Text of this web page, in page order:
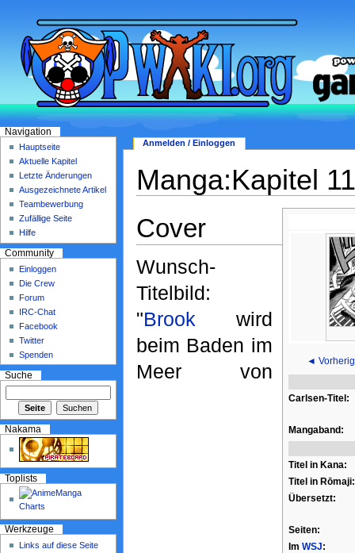
Manga:Kapitel
◄
Carlsen-Titel:
Mangaband:
Titel in Kana:
Titel in Rōmaji:
Übersetzt:
Seiten:
Im WSJ:
Cover
Wunsch-
Titelbild:
"Brook wird
beim Baden im
Meer von
Anmelden / Einloggen
Navigation
Hauptseite
Aktuelle Kapitel
Letzte Änderungen
Ausgezeichnete Artikel
Teambewerbung
Zufällige Seite
Hilfe
Community
Einloggen
Die Crew
Forum
IRC-Chat
Facebook
Twitter
Spenden
Suche
Nakama
Toplists
Werkzeuge
Links auf diese Seite